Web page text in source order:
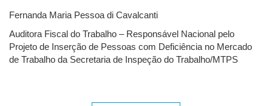
Fernanda Maria Pessoa di Cavalcanti
Auditora Fiscal do Trabalho – Responsável Nacional pelo
Projeto de Inserção de Pessoas com Deficiência no Mercado
de Trabalho da Secretaria de Inspeção do Trabalho/MTPS